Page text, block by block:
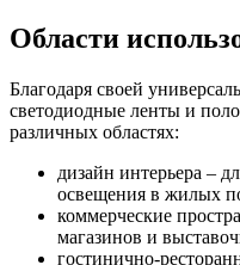
Области
Благодаря своей
светодиодные ленты и
различных областях:
дизайн интерьера –
освещения в жилых
коммерческие
магазинов и
гостинично-